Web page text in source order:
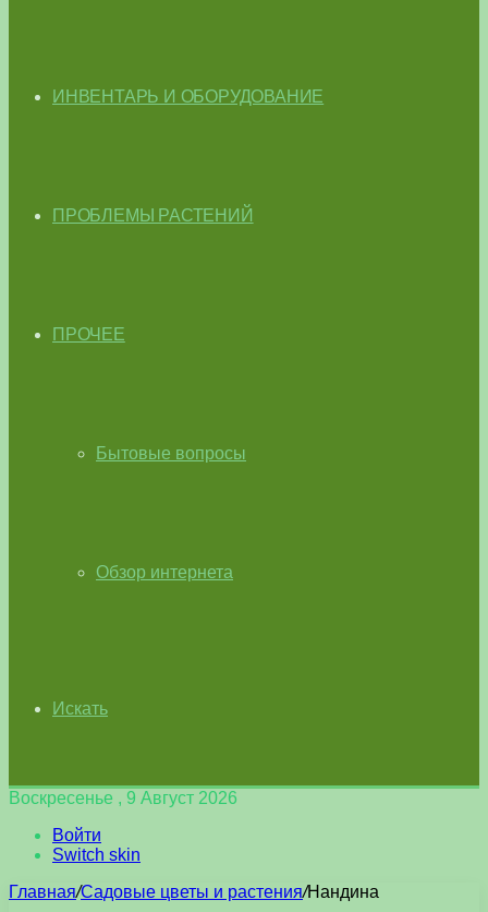
ИНВЕНТАРЬ И ОБОРУДОВАНИЕ
ПРОБЛЕМЫ РАСТЕНИЙ
ПРОЧЕЕ
Бытовые вопросы
Обзор интернета
Искать
Воскресенье , 9 Август 2026
Войти
Switch skin
Главная/Садовые цветы и растения/Нандина